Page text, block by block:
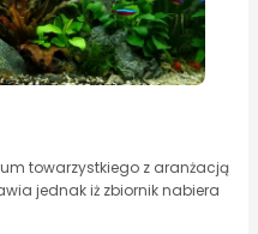
towarzystkiego z aranżacją
jednak iż zbiornik nabiera